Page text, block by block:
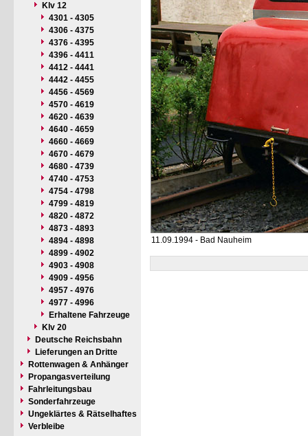
Klv 12
4301 - 4305
4306 - 4375
4376 - 4395
4396 - 4411
4412 - 4441
4442 - 4455
4456 - 4569
4570 - 4619
4620 - 4639
4640 - 4659
4660 - 4669
4670 - 4679
4680 - 4739
4740 - 4753
4754 - 4798
4799 - 4819
4820 - 4872
4873 - 4893
4894 - 4898
4899 - 4902
4903 - 4908
4909 - 4956
4957 - 4976
4977 - 4996
Erhaltene Fahrzeuge
Klv 20
Deutsche Reichsbahn
Lieferungen an Dritte
Rottenwagen & Anhänger
Propangasverteilung
Fahrleitungsbau
Sonderfahrzeuge
Ungeklärtes & Rätselhaftes
Verbleibe
11.09.1994 - Bad Nauheim